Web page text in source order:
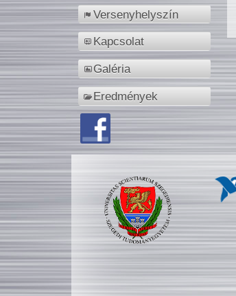
Versenyhelyszín
Kapcsolat
Galéria
Eredmények